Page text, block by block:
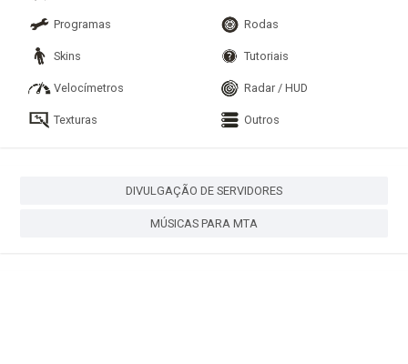
Programas Rodas
Skins Tutoriais
Velocímetros Radar / HUD
Texturas Outros
DIVULGAÇÃO DE SERVIDORES
MÚSICAS PARA MTA